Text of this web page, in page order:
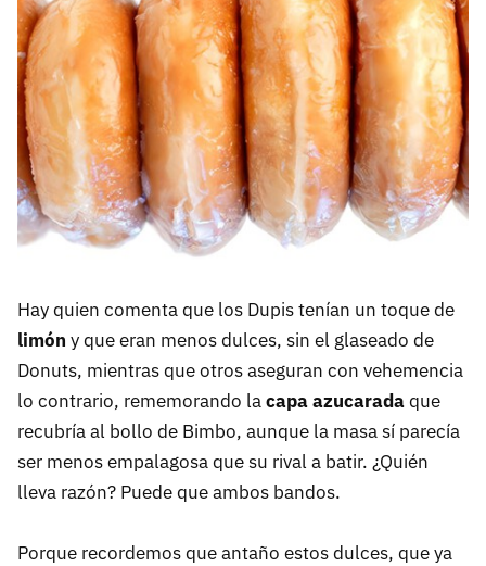
Hay quien comenta que los Dupis tenían un toque de
limón y que eran menos dulces, sin el glaseado de
Donuts, mientras que otros aseguran con vehemencia
lo contrario, rememorando lacapa azucaradaque
recubría al bollo de Bimbo, aunque la masa sí parecía
ser menos empalagosa que su rival a batir. ¿Quién
lleva razón? Puede que ambos bandos.
Porque recordemos que antaño estos dulces, que ya